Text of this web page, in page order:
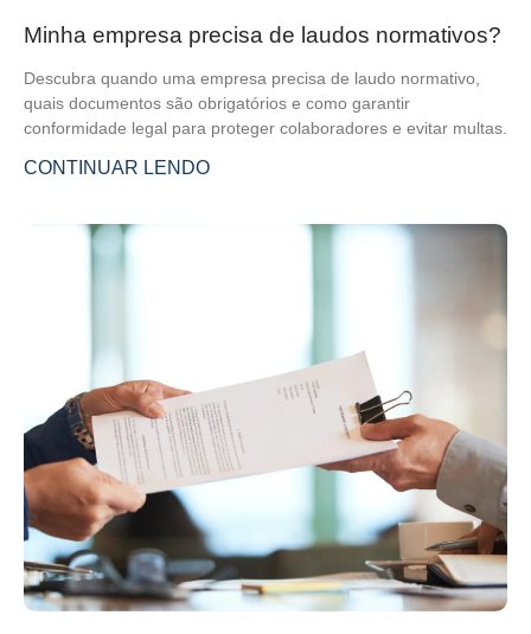
Minha empresa precisa de laudos normativos?
Descubra quando uma empresa precisa de laudo normativo,
quais documentos são obrigatórios e como garantir
conformidade legal para proteger colaboradores e evitar multas.
CONTINUAR LENDO